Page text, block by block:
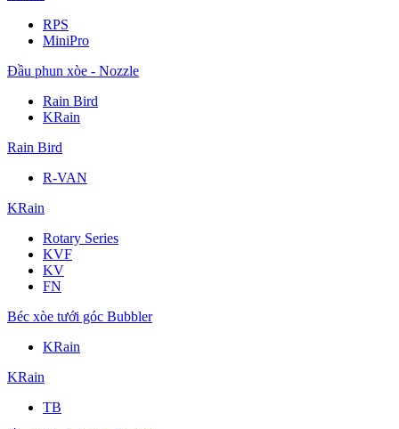
RPS
MiniPro
Đầu phun xòe - Nozzle
Rain Bird
KRain
Rain Bird
R-VAN
KRain
Rotary Series
KVF
KV
FN
Béc xòe tưới góc Bubbler
KRain
KRain
TB